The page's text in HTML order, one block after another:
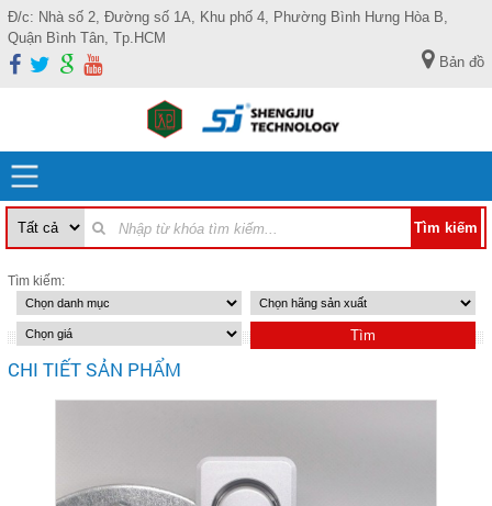
Đ/c: Nhà số 2, Đường số 1A, Khu phố 4, Phường Bình Hưng Hòa B,
Quận Bình Tân, Tp.HCM
Bản đồ
Tìm kiếm:
CHI TIẾT SẢN PHẨM